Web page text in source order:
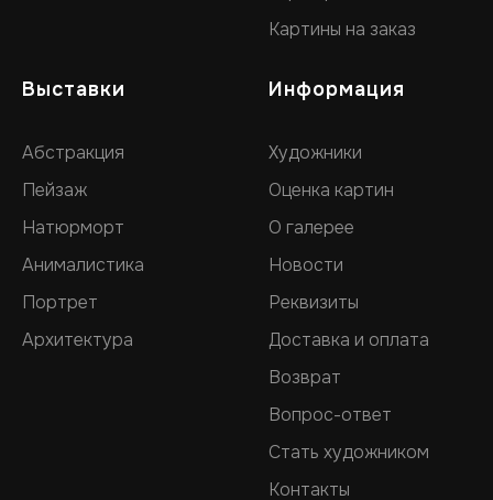
Картины на заказ
Выставки
Абстракция
Пейзаж
Натюрморт
Анималистика
Портрет
Архитектура
Информация
Художники
Оценка картин
О галерее
Новости
Реквизиты
Доставка и оплата
Возврат
Вопрос-ответ
Стать художником
Контакты